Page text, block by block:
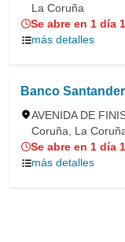
La Coruña
Se abre en 1 día
más detalles
Banco Santander
AVENIDA DE
Coruña, La
Se abre en 1 día
más detalles